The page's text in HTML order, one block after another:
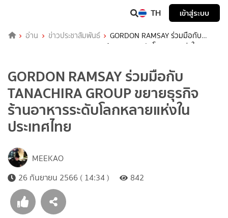
TH เข้าสู่ระบบ
อ่าน ข่าวประชาสัมพันธ์
GORDON RAMSAY ร่วมมือกับ
TANACHIRA GROUP ขยายธุรกิจร้านอาหารระดับโลกหลายแห่งใน
GORDON RAMSAY ร่วมมือกับ
TANACHIRA GROUP ขยายธุรกิจ
ร้านอาหารระดับโลกหลายแห่งใน
ประเทศไทย
MEEKAO
26 กันยายน 2566 ( 14:34 )
842